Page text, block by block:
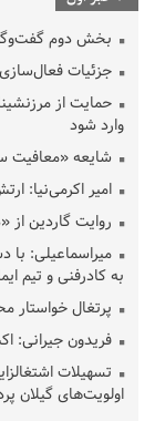
بخش دوم
جزئیات
حمایت از
وارد شود
شایعه «معافیت
امیر اکرمی‌نیا:
روایت گاردین از
میراسماعیلی: با
به کادرفنی و تیم
پرتغال خواستار
فریدون جیرانی:
تسهیلات
اولویت‌های گیلان